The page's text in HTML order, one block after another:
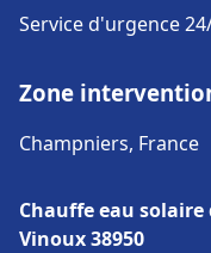
Service d'urgence
Zone
Champniers, France
Chauffe eau
Vinoux 38950